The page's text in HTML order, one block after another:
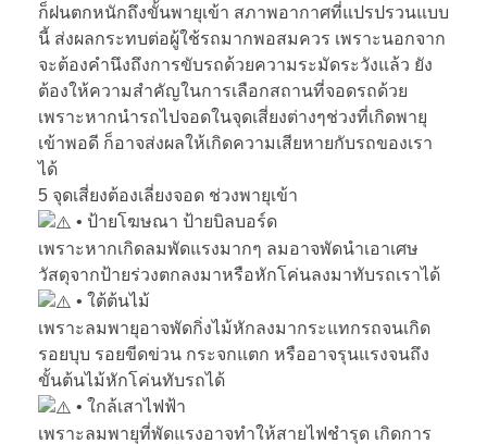
ก็ฝนตกหนักถึงขั้นพายุเข้า สภาพอากาศที่แปรปรวนแบบ
นี้ ส่งผลกระทบต่อผู้ใช้รถมากพอสมควร เพราะนอกจาก
จะต้องคำนึงถึงการขับรถด้วยความระมัดระวังแล้ว ยัง
ต้องให้ความสำคัญในการเลือกสถานที่จอดรถด้วย
เพราะหากนำรถไปจอดในจุดเสี่ยงต่างๆช่วงที่เกิดพายุ
เข้าพอดี ก็อาจส่งผลให้เกิดความเสียหายกับรถของเรา
ได้
5 จุดเสี่ยงต้องเลี่ยงจอด ช่วงพายุเข้า
• ป้ายโฆษณา ป้ายบิลบอร์ด
เพราะหากเกิดลมพัดแรงมากๆ ลมอาจพัดนำเอาเศษ
วัสดุจากป้ายร่วงตกลงมาหรือหักโค่นลงมาทับรถเราได้
• ใต้ต้นไม้
เพราะลมพายุอาจพัดกิ่งไม้หักลงมากระแทกรถจนเกิด
รอยบุบ รอยขีดข่วน กระจกแตก หรืออาจรุนแรงจนถึง
ขั้นต้นไม้หักโค่นทับรถได้
• ใกล้เสาไฟฟ้า
เพราะลมพายุที่พัดแรงอาจทำให้สายไฟชำรุด เกิดการ